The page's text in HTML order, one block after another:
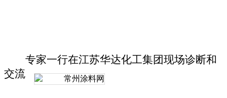
专家一行在江苏华达化工集团现场诊断和
交流